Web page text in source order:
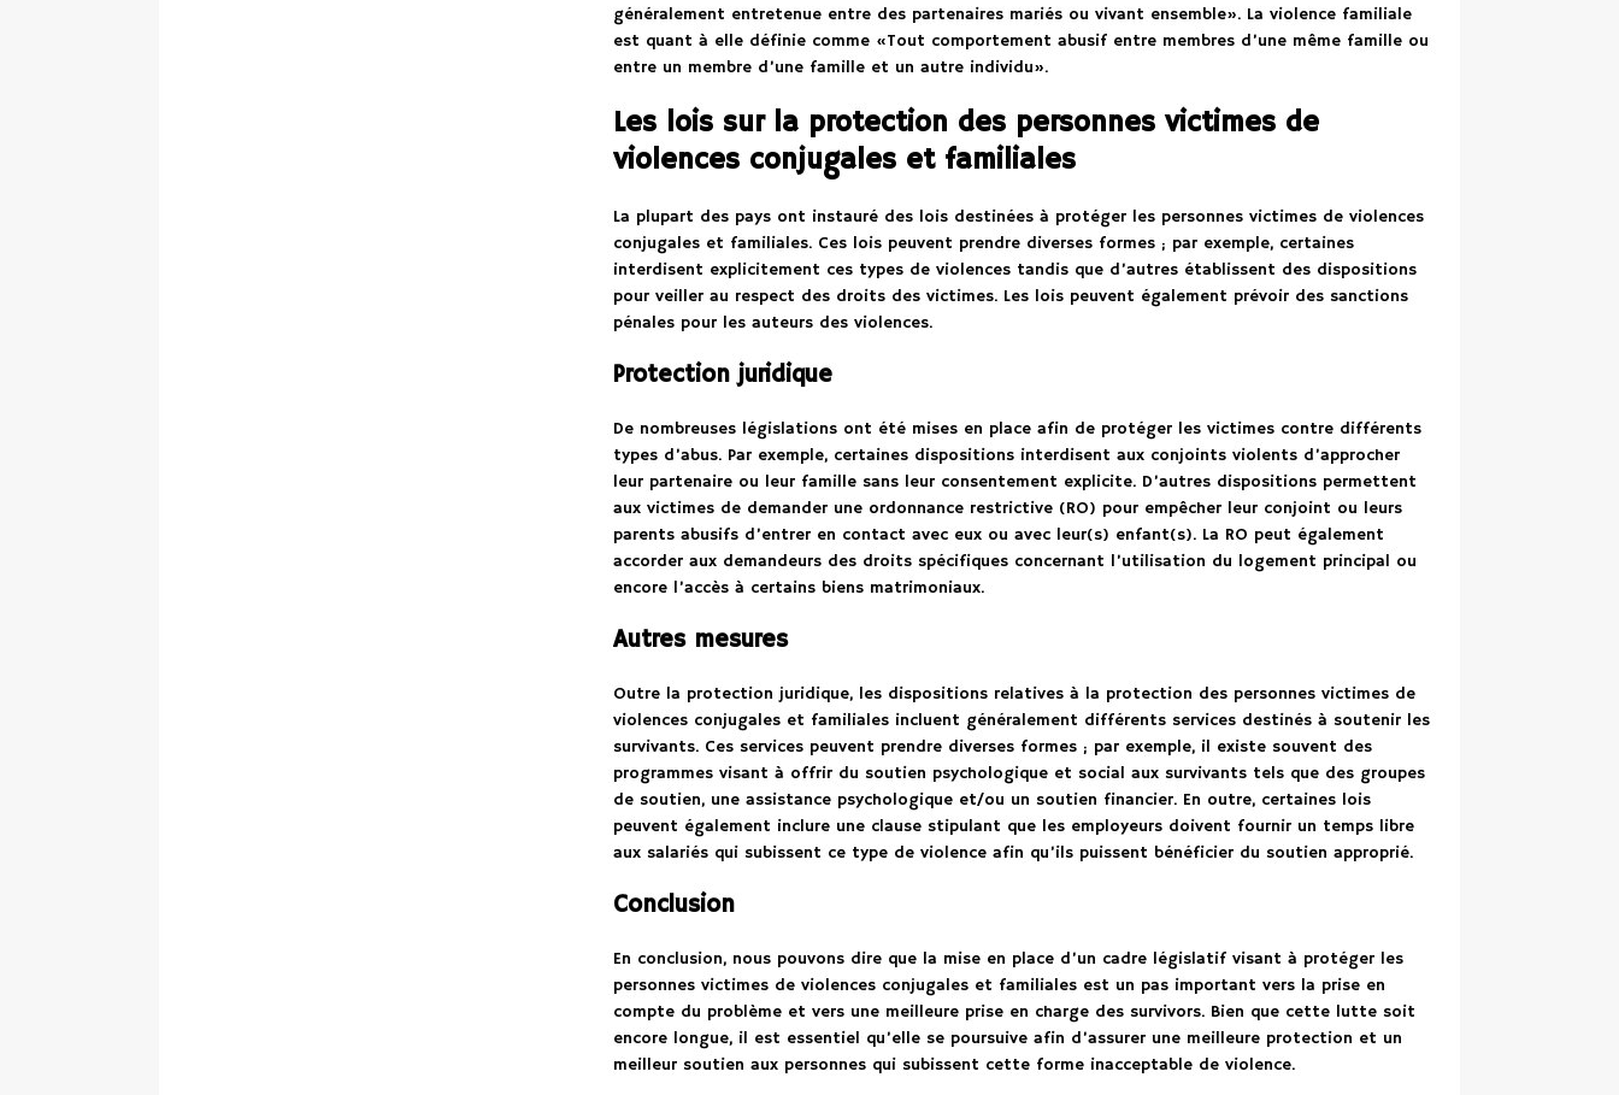
généralement entretenue entre des partenaires mariés ou vivant ensemble». La violence familiale
est quant à elle définie comme «Tout comportement abusif entre membres d’une même famille ou
entre un membre d’une famille et un autre individu».
Les lois sur la protection des personnes victimes de
violences conjugales et familiales
La plupart des pays ont instauré des lois destinées à protéger les personnes victimes de violences
conjugales et familiales. Ces lois peuvent prendre diverses formes ; par exemple, certaines
interdisent explicitement ces types de violences tandis que d’autres établissent des dispositions
pour veiller au respect des droits des victimes. Les lois peuvent également prévoir des sanctions
pénales pour les auteurs des violences.
Protection juridique
De nombreuses législations ont été mises en place afin de protéger les victimes contre différents
types d’abus. Par exemple, certaines dispositions interdisent aux conjoints violents d’approcher
leur partenaire ou leur famille sans leur consentement explicite. D’autres dispositions permettent
aux victimes de demander une ordonnance restrictive (RO) pour empêcher leur conjoint ou leurs
parents abusifs d’entrer en contact avec eux ou avec leur(s) enfant(s). La RO peut également
accorder aux demandeurs des droits spécifiques concernant l’utilisation du logement principal ou
encore l’accès à certains biens matrimoniaux.
Autres mesures
Outre la protection juridique, les dispositions relatives à la protection des personnes victimes de
violences conjugales et familiales incluent généralement différents services destinés à soutenir les
survivants. Ces services peuvent prendre diverses formes ; par exemple, il existe souvent des
programmes visant à offrir du soutien psychologique et social aux survivants tels que des groupes
de soutien, une assistance psychologique et/ou un soutien financier. En outre, certaines lois
peuvent également inclure une clause stipulant que les employeurs doivent fournir un temps libre
aux salariés qui subissent ce type de violence afin qu’ils puissent bénéficier du soutien approprié.
Conclusion
En conclusion, nous pouvons dire que la mise en place d’un cadre législatif visant à protéger les
personnes victimes de violences conjugales et familiales est un pas important vers la prise en
compte du problème et vers une meilleure prise en charge des survivors. Bien que cette lutte soit
encore longue, il est essentiel qu’elle se poursuive afin d’assurer une meilleure protection et un
meilleur soutien aux personnes qui subissent cette forme inacceptable de violence.